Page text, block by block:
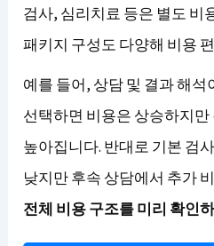
검사, 심리치료 등은 별도 비
패키지 구성도 다양해 비용
예를 들어, 상담 및 결과 해
선택하면 비용은 상승하지
높아집니다. 반대로 기본 검
낮지만 후속 상담에서 추가
전체 비용 구조를 미리 확인